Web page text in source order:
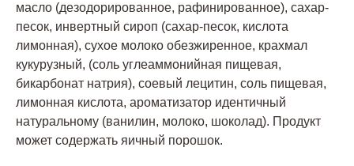
масло (дезодорированное, рафинированное), сахар-
песок, инвертный сироп (сахар-песок, кислота
лимонная), сухое молоко обезжиренное, крахмал
кукурузный, (соль углеаммонийная пищевая,
бикарбонат натрия), соевый лецитин, соль пищевая,
лимонная кислота, ароматизатор идентичный
натуральному (ванилин, молоко, шоколад). Продукт
может содержать яичный порошок.